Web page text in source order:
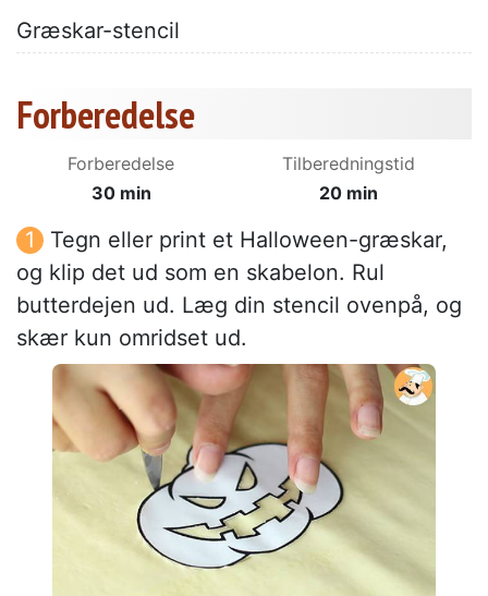
Græskar-stencil
Forberedelse
Forberedelse
30 min
Tilberedningstid
20 min
Tegn eller print et Halloween-græskar,
og klip det ud som en skabelon. Rul
butterdejen ud. Læg din stencil ovenpå, og
skær kun omridset ud.